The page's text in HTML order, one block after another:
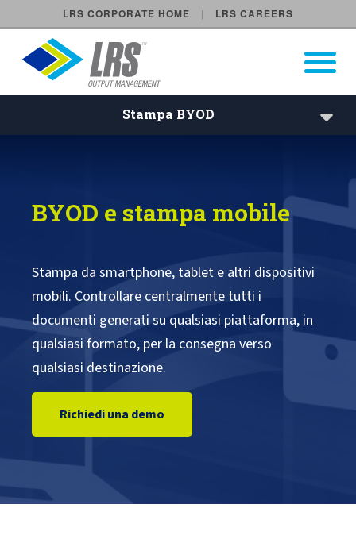
LRS CORPORATE HOME LRS CAREERS
LRS Output Management
Open
Stampa BYOD
Industries
Services
Benefits
Learn More
Alliances
BYOD e stampa mobile
Stampa da smartphone, tablet e altri dispositivi
mobili. Controllare centralmente tutti i
documenti generati su qualsiasi piattaforma, in
qualsiasi formato, per la consegna verso
qualsiasi destinazione.
Richiedi una demo